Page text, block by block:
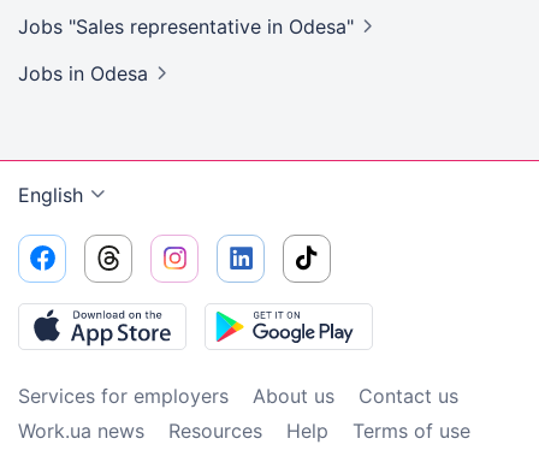
Jobs "Sales representative in Odesa"
Jobs in Odesa
English
Services for employers About us
Contact us
Work.ua news
Resources Help Terms of use